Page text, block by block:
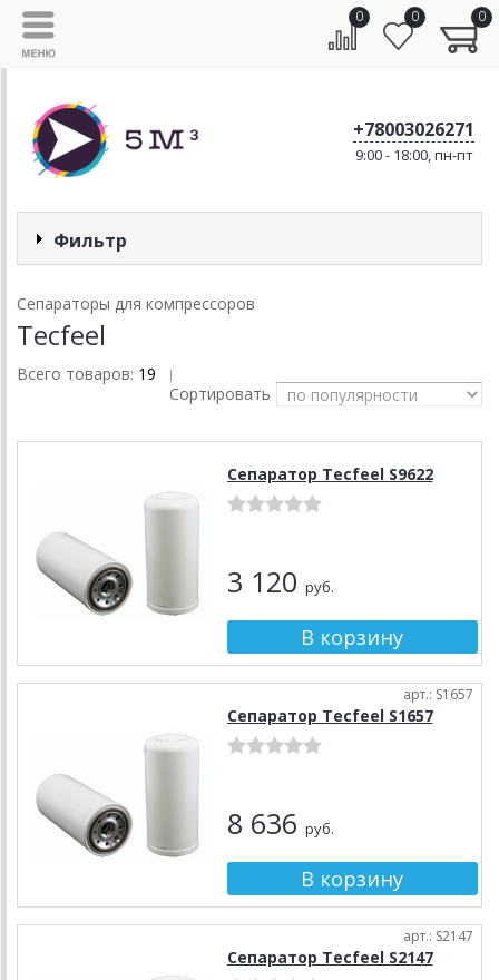
0 0 0
+78003026271
9:00 - 18:00, пн-пт
Фильтр
Сепараторы для компрессоров
Tecfeel
Всего товаров: 19 |
Сортировать
Сепаратор Tecfeel S9622
3 120 руб.
арт.: S1657
Сепаратор Tecfeel S1657
8 636 руб.
арт.: S2147
Сепаратор Tecfeel S2147